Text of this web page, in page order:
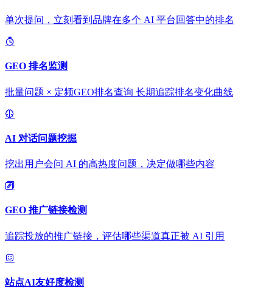
单次提问，立刻看到品牌在多个 AI 平台回答中的排名
GEO 排名监测
批量问题 × 定频GEO排名查询 长期追踪排名变化曲线
AI 对话问题挖掘
挖出用户会问 AI 的高热度问题，决定做哪些内容
GEO 推广链接检测
追踪投放的推广链接，评估哪些渠道真正被 AI 引用
站点AI友好度检测